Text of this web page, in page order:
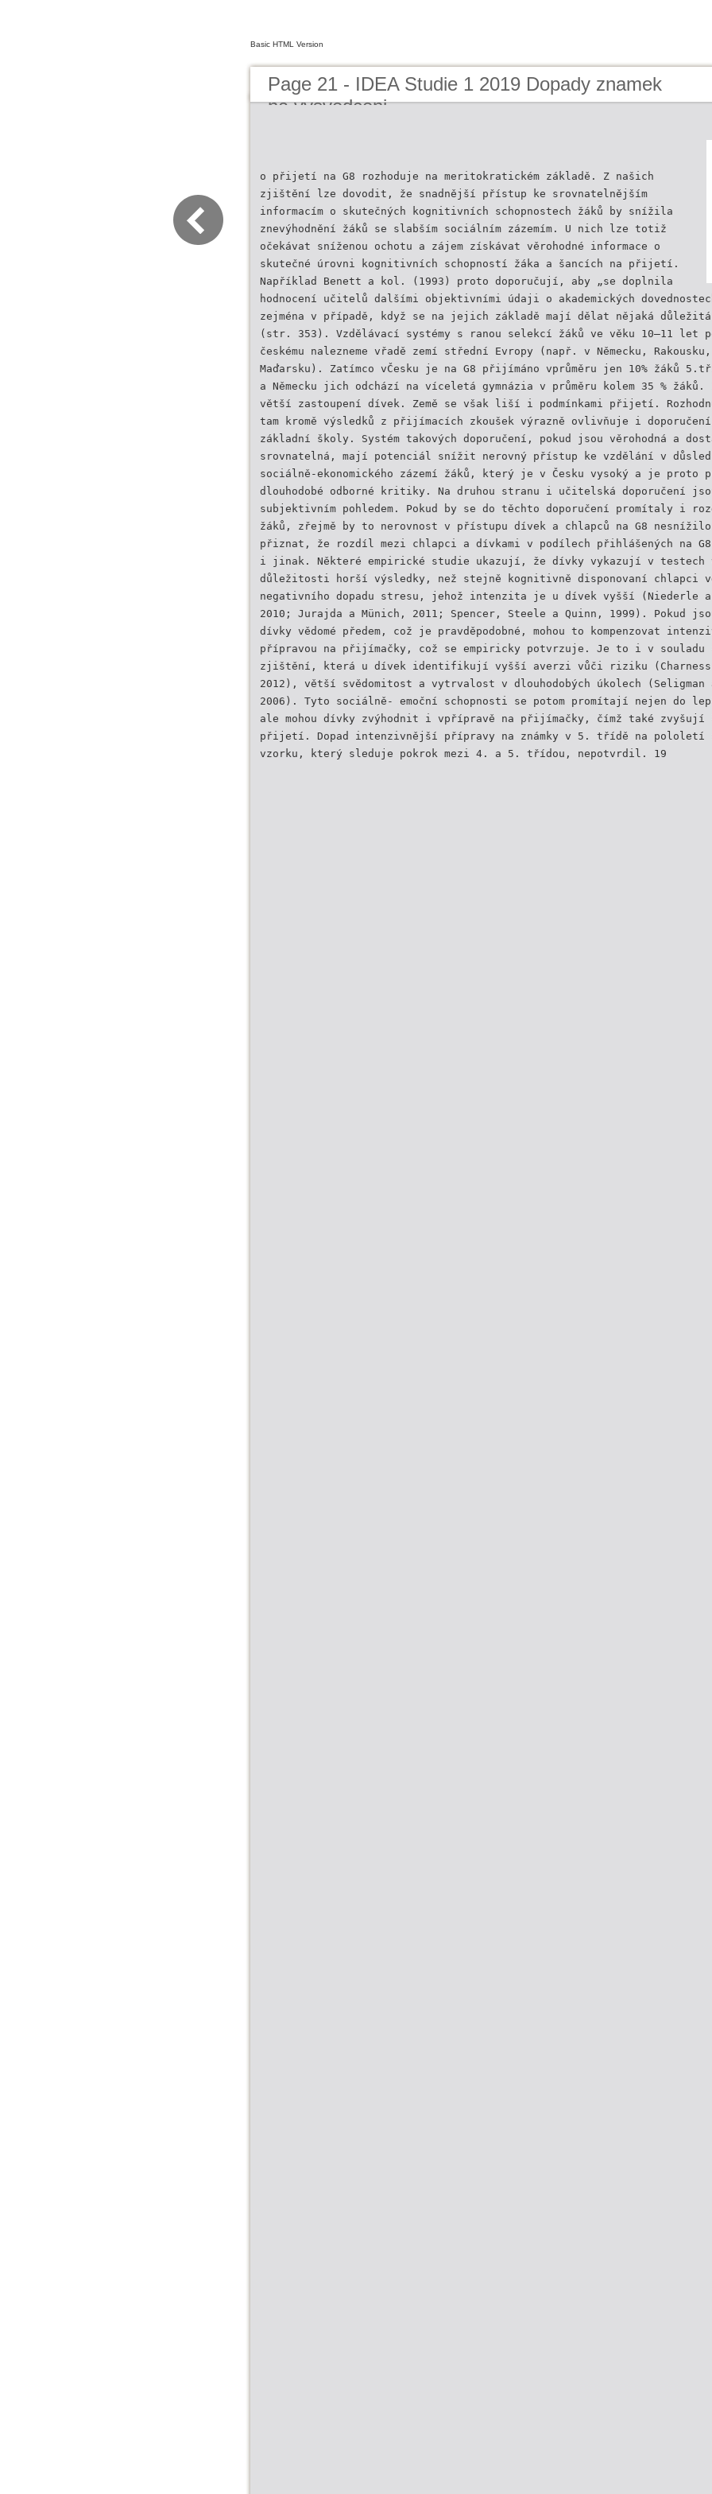
Basic HTML Version
Page 21 - IDEA Studie 1 2019 Dopady znamek
na vysvedceni
o přijetí na G8 rozhoduje na meritokratickém základě. Z našich
zjištění lze dovodit, že snadnější přístup ke srovnatelnějším
informacím o skutečných kognitivních schopnostech žáků by snížila
znevýhodnění žáků se slabším sociálním zázemím. U nich lze totiž
očekávat sníženou ochotu a zájem získávat věrohodné informace o
skutečné úrovni kognitivních schopností žáka a šancích na přijetí.
Například Benett a kol. (1993) proto doporučují, aby „se doplnila
hodnocení učitelů dalšími objektivními údaji o akademických
zejména v případě, když se na jejich základě mají dělat nějaká důležitá
(str. 353). Vzdělávací systémy s ranou selekcí žáků ve věku 10–11 let
českému nalezneme vřadě zemí střední Evropy (např. v Německu,
Maďarsku). Zatímco vČesku je na G8 přijímáno vprůměru jen 10% žáků
a Německu jich odchází na víceletá gymnázia v průměru kolem 35 %
větší zastoupení dívek. Země se však liší i podmínkami přijetí.
tam kromě výsledků z přijímacích zkoušek výrazně ovlivňuje i
základní školy. Systém takových doporučení, pokud jsou věrohodná a
srovnatelná, mají potenciál snížit nerovný přístup ke vzdělání v
sociálně-ekonomického zázemí žáků, který je v Česku vysoký a je proto
dlouhodobé odborné kritiky. Na druhou stranu i učitelská doporučení
subjektivním pohledem. Pokud by se do těchto doporučení promítaly i
žáků, zřejmě by to nerovnost v přístupu dívek a chlapců na G8
přiznat, že rozdíl mezi chlapci a dívkami v podílech přihlášených na
i jinak. Některé empirické studie ukazují, že dívky vykazují v testech
důležitosti horší výsledky, než stejně kognitivně disponovaní chlapci
negativního dopadu stresu, jehož intenzita je u dívek vyšší (Niederle a
2010; Jurajda a Münich, 2011; Spencer, Steele a Quinn, 1999). Pokud
dívky vědomé předem, což je pravděpodobné, mohou to kompenzovat
přípravou na přijímačky, což se empiricky potvrzuje. Je to i v souladu
zjištění, která u dívek identifikují vyšší averzi vůči riziku (Charness
2012), větší svědomitost a vytrvalost v dlouhodobých úkolech (Seligman
2006). Tyto sociálně- emoční schopnosti se potom promítají nejen do
ale mohou dívky zvýhodnit i vpřípravě na přijímačky, čímž také zvyšují
přijetí. Dopad intenzivnější přípravy na známky v 5. třídě na pololetí
vzorku, který sleduje pokrok mezi 4. a 5. třídou, nepotvrdil. 19